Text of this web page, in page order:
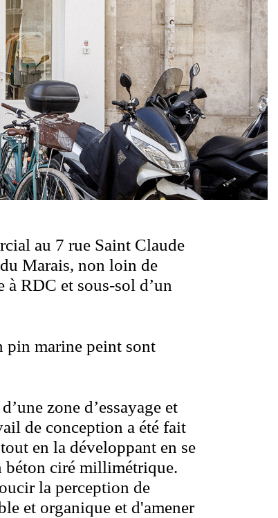
au 7 rue Saint Claude
Marais, non loin de
RDC et sous-sol d’un
pin marine peint sont
zone d’essayage et
de conception a été fait
en la développant en se
béton ciré millimétrique.
la perception de
et organique et d'amener